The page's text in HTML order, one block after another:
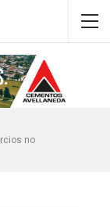
no